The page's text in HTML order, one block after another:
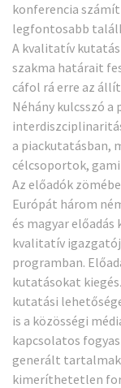
konferencia
legfontosabb
A kvalitatív
szakma határait
cáfol rá erre az
Néhány kulcsszó a
a piackutatásban,
célcsoportok,
Az előadók
Európát három
és magyar előadás
kvalitatív
programban.
kutatásokat
kutatási
is a közösségi
kapcsolatos
generált
kimeríthetetlen